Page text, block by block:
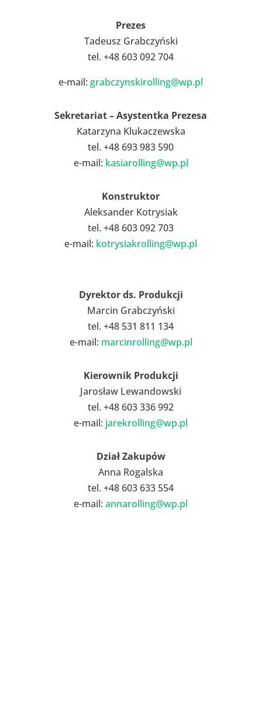
Prezes
Tadeusz Grabczyński
tel. +48 603 092 704
e-mail:grabczynskirolling@wp.pl
Sekretariat – Asystentka Prezesa
Katarzyna Klukaczewska
tel. +48 693 983 590
e-mail: kasiarolling@wp.pl
Konstruktor
Aleksander Kotrysiak
tel. +48 603 092 703
e-mail: kotrysiakrolling@wp.pl
Dyrektor ds. Produkcji
Marcin Grabczyński
tel. +48 531 811 134
e-mail: marcinrolling@wp.pl
Kierownik Produkcji
Jarosław Lewandowski
tel. +48 603 336 992
e-mail: jarekrolling@wp.pl
Dział Zakupów
Anna Rogalska
tel. +48 603 633 554
e-mail:annarolling@wp.pl